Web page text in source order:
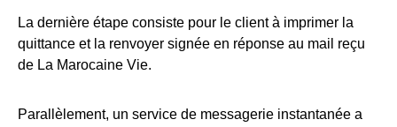
La dernière étape consiste pour le client à imprimer la
quittance et la renvoyer signée en réponse au mail reçu
de La Marocaine Vie.
Parallèlement, un service de messagerie instantanée a